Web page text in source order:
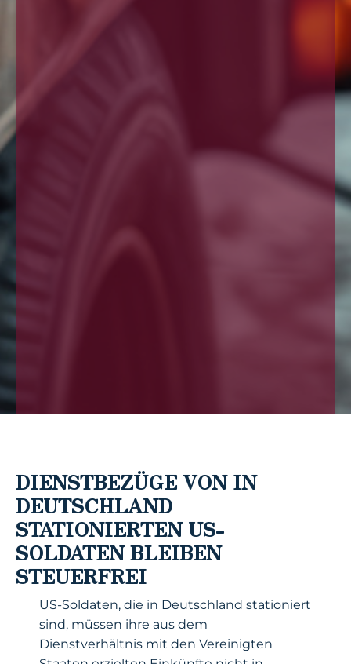
DIENSTBEZÜGE VON IN
DEUTSCHLAND
STATIONIERTEN US-
SOLDATEN BLEIBEN
STEUERFREI
US-Soldaten, die in Deutschland stationiert
sind, müssen ihre aus dem
Dienstverhältnis mit den Vereinigten